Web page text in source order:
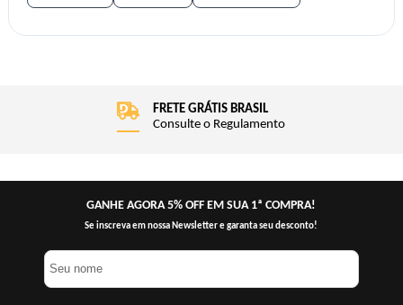
FRETE GRÁTIS BRASIL
Consulte o Regulamento
GANHE AGORA 5% OFF EM SUA 1ª COMPRA!
Se inscreva em nossa Newsletter e garanta seu desconto!